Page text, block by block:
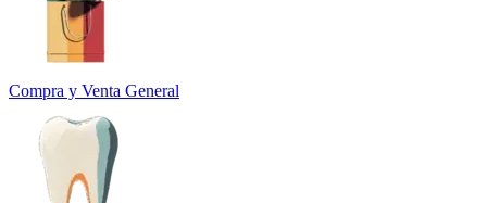
Compra y Venta General